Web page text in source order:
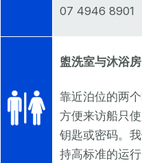
07 4946 8901
盥洗室与沐浴
靠近泊位的两
方便来访船只
钥匙或密码。
持高标准的运行